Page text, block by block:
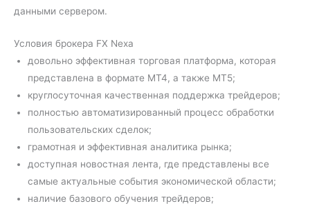
данными сервером.
Условия брокера FX Nexa
довольно эффективная торговая платформа, которая
представлена в формате МТ4, а также МТ5;
круглосуточная качественная поддержка трейдеров;
полностью автоматизированный процесс обработки
пользовательских сделок;
грамотная и эффективная аналитика рынка;
доступная новостная лента, где представлены все
самые актуальные события экономической области;
наличие базового обучения трейдеров;